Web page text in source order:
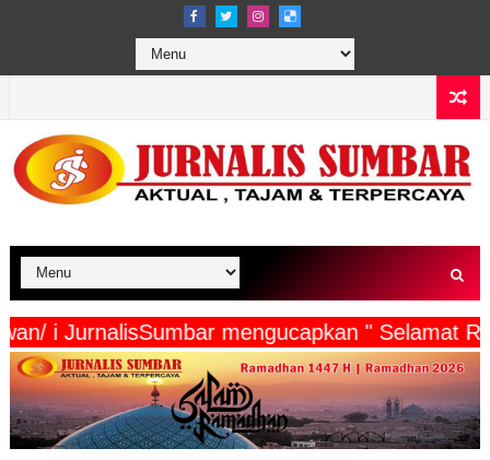
i JurnalisSumbar mengucapkan "